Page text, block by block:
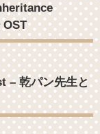
OST
– 乾パン先生と